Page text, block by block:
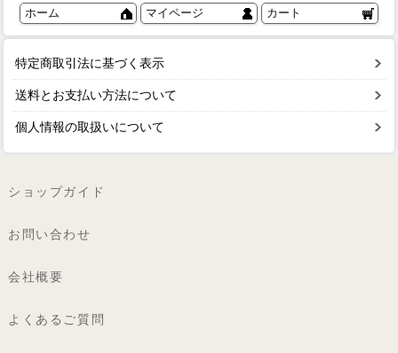
ホーム マイページ カート
特定商取引法に基づく表示
送料とお支払い方法について
個人情報の取扱いについて
ショップガイド
お問い合わせ
会社概要
よくあるご質問